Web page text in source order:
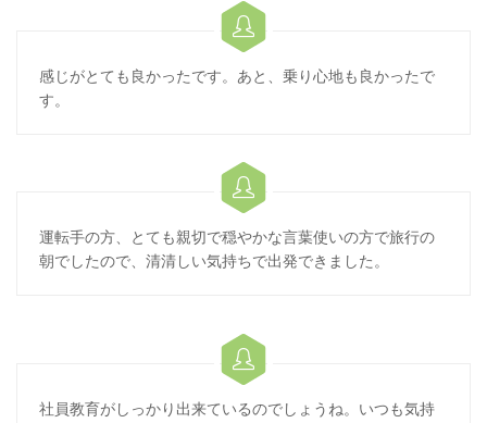

感じがとても良かったです。あと、乗り心地も良かったで
す。

運転手の方、とても親切で穏やかな言葉使いの方で旅行の
朝でしたので、清清しい気持ちで出発できました。

社員教育がしっかり出来ているのでしょうね。いつも気持